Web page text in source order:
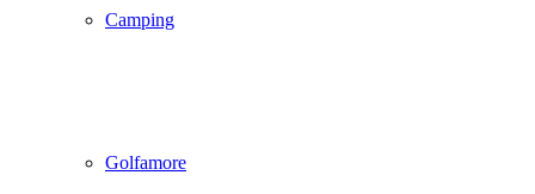
Camping
Golfamore